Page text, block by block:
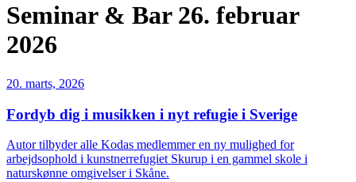
Seminar & Bar 26. februar
2026
20. marts, 2026
Fordyb dig i musikken i nyt refugie i Sverige
Autor tilbyder alle Kodas medlemmer en ny mulighed for
arbejdsophold i kunstnerrefugiet Skurup i en gammel skole i
naturskønne omgivelser i Skåne.